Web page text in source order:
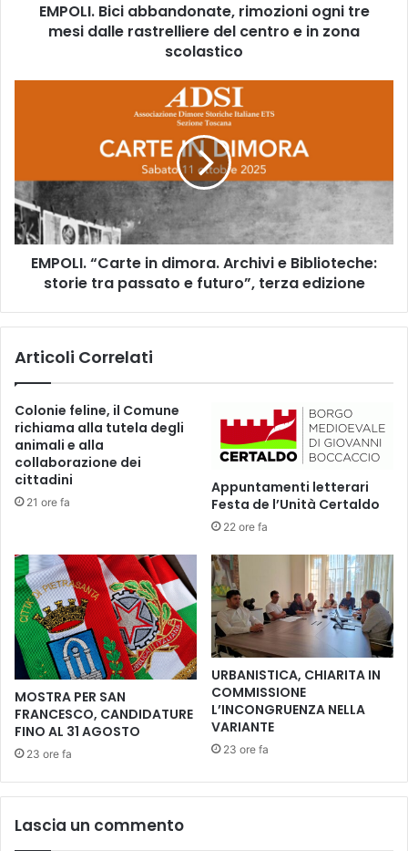
n
a
t
e
m
z
n
i
o
g
n
i
e
m
e
s
i
a
l
l
e
r
s
r
EMPOLI. Bici abbandonate, rimozioni ogni tre
mesi dalle rastrelliere del centro e in zona
scolastico
I
.
“
C
n
m
o
r
A
h
i
v
i
e
i
b
l
i
o
t
e
c
EMPOLI. “Carte in dimora. Archivi e Biblioteche:
storie tra passato e futuro”, terza edizione
Articoli Correlati
Colonie feline, il Comune
richiama alla tutela degli
animali e alla
collaborazione dei
cittadini
21 ore fa
Appuntamenti letterari
Festa de l’Unità Certaldo
22 ore fa
MOSTRA PER SAN
FRANCESCO, CANDIDATURE
FINO AL 31 AGOSTO
23 ore fa
URBANISTICA, CHIARITA IN
COMMISSIONE
L’INCONGRUENZA NELLA
VARIANTE
23 ore fa
Lascia un commento